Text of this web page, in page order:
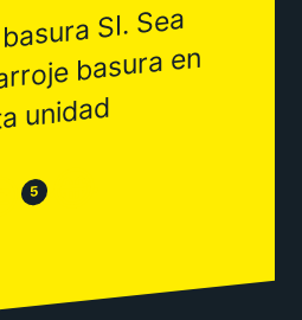
SI. Sea
basura en
unidad
😒 5 😂